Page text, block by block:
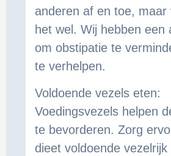
anderen af en toe, maar
het wel. Wij hebben een
om obstipatie te
te verhelpen.
Voldoende vezels eten:
Voedingsvezels helpen
te bevorderen. Zorg
dieet voldoende vezelrijk